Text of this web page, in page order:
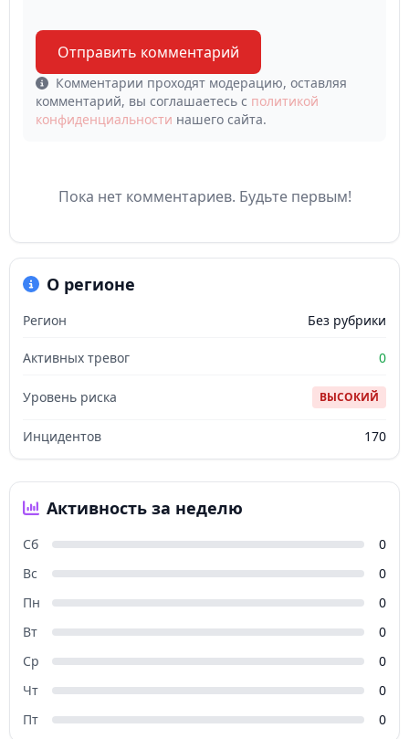
Отправить комментарий
Комментарии проходят модерацию, оставляя
комментарий, вы соглашаетесь с политикой
конфиденциальности нашего сайта.
Пока нет комментариев. Будьте первым!
О регионе
Регион Без рубрики
Активных тревог 0
Уровень риска ВЫСОКИЙ
Инцидентов 170
Активность за неделю
Сб
0
Вс
0
Пн
0
Вт
0
Ср
0
Чт
0
Пт
0